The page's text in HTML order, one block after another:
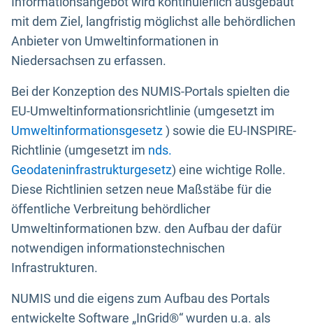
mit dem Ziel, langfristig möglichst alle behördlichen
Anbieter von Umweltinformationen in
Niedersachsen zu erfassen.
Bei der Konzeption des NUMIS-Portals spielten die
EU-Umweltinformationsrichtlinie (umgesetzt im
Umweltinformationsgesetz) sowie die EU-INSPIRE-
Richtlinie (umgesetzt im nds.
Geodateninfrastrukturgesetz) eine wichtige Rolle.
Diese Richtlinien setzen neue Maßstäbe für die
öffentliche Verbreitung behördlicher
Umweltinformationen bzw. den Aufbau der dafür
notwendigen informationstechnischen
Infrastrukturen.
NUMIS und die eigens zum Aufbau des Portals
entwickelte Software „InGrid®“ wurden u.a. als